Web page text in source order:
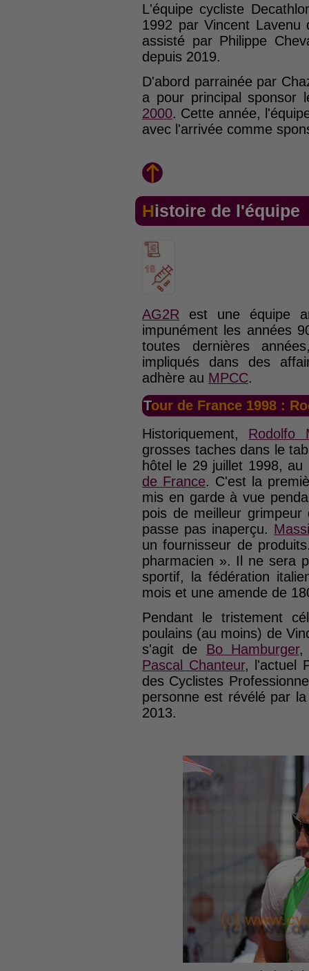
L'équipe cycliste
1992 par Vincent
assisté par Philippe
depuis 2019.
D'abord parrainée par
a pour principal sponsor
2000. Cette année,
avec l'arrivée comme
Histoire de l'équipe
AG2R est une équipe
impunément les années
toutes dernières
impliqués dans des
adhère au MPCC.
Tour de France 1998 :
Historiquement, Rodolfo
grosses taches dans le
hôtel le 29 juillet 1998,
de France. C'est la
mis en garde à vue
pois de meilleur
passe pas inaperçu. Massi
un fournisseur de
pharmacien ». Il ne sera
sportif, la fédération
mois et une amende de
Pendant le tristement
poulains (au moins) de
s'agit de Bo Hamburger
Pascal Chanteur, l'actuel
des Cyclistes
personne est révélé par
2013.